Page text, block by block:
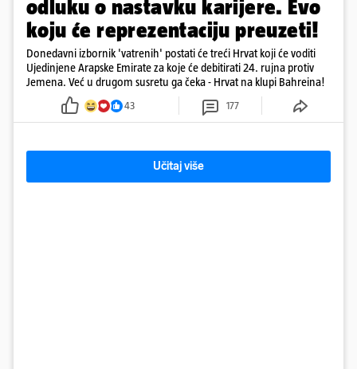
odluku o nastavku karijere. Evo
koju će reprezentaciju preuzeti!
Donedavni izbornik 'vatrenih' postati će treći Hrvat koji će voditi
Ujedinjene Arapske Emirate za koje će debitirati 24. rujna protiv
Jemena. Već u drugom susretu ga čeka - Hrvat na klupi Bahreina!
43 177
Učitaj više